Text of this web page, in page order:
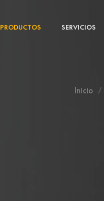
PRODUCTOS SERVICIOS
Inicio /